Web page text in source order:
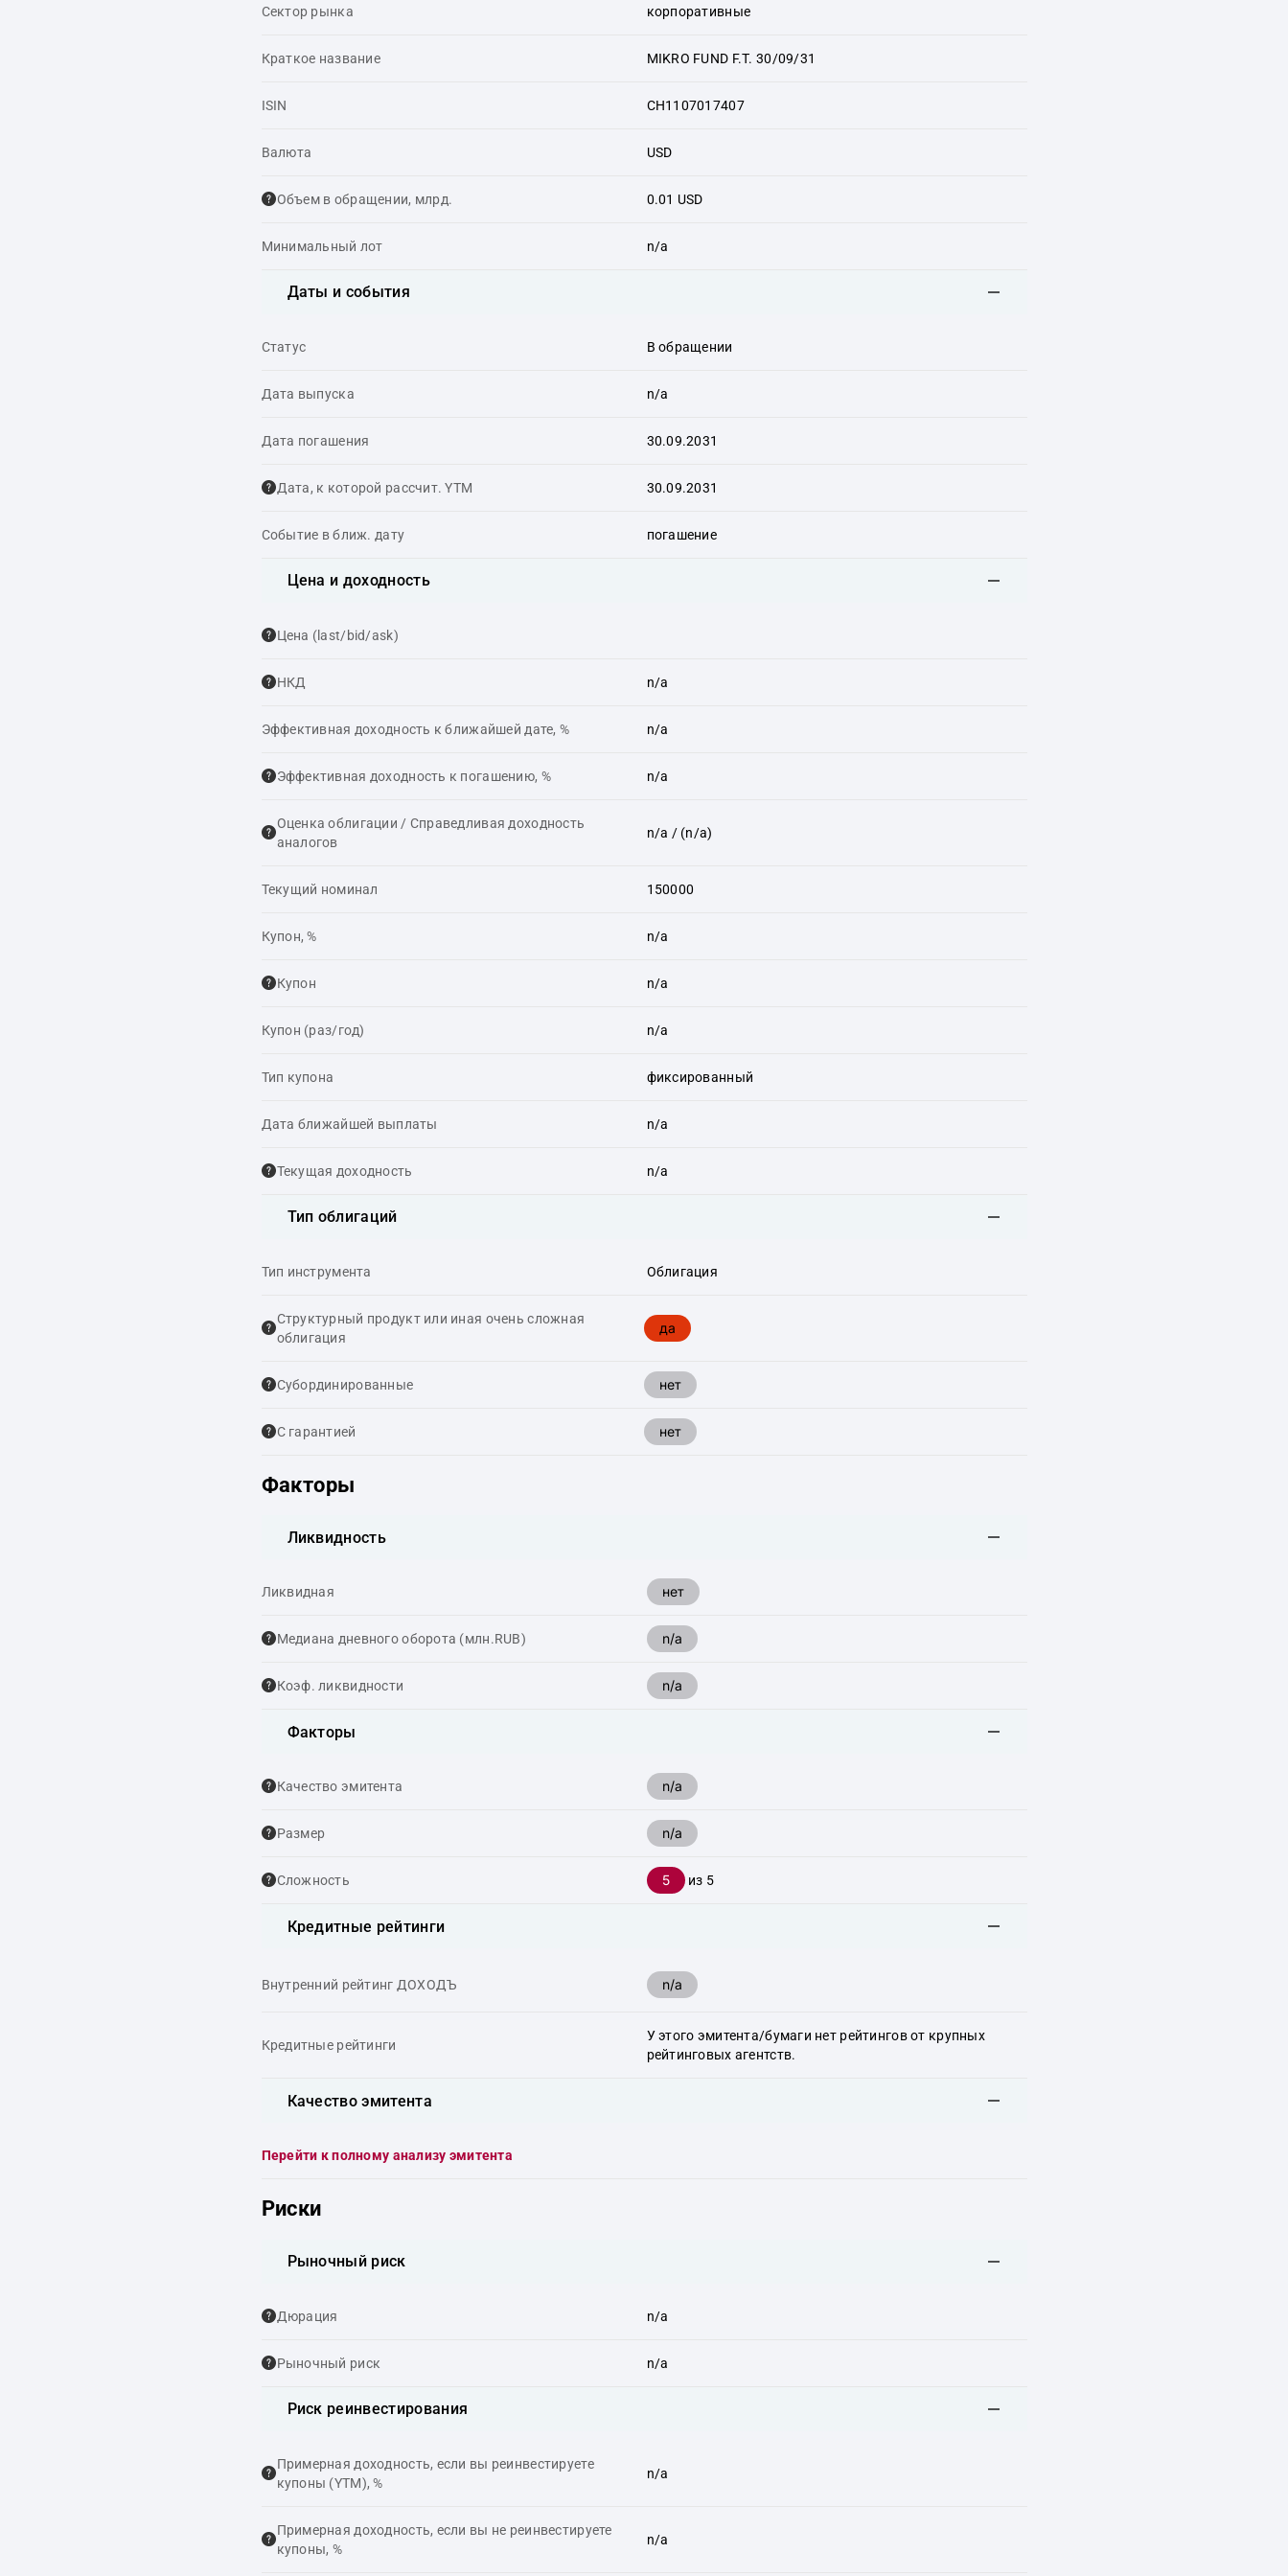
Сектор рынка корпоративные
Краткое название MIKRO FUND F.T. 30/09/31
ISIN CH1107017407
Валюта USD
Объем в обращении, млрд. 0.01 USD
Минимальный лот n/a
Даты и события
Статус В обращении
Дата выпуска n/a
Дата погашения 30.09.2031
Дата, к которой рассчит. YTM 30.09.2031
Событие в ближ. дату погашение
Цена и доходность
Цена (last/bid/ask)
НКД n/a
Эффективная доходность к ближайшей дате, % n/a
Эффективная доходность к погашению, % n/a
Оценка облигации / Справедливая доходность
аналогов
n/a / (n/a)
Текущий номинал 150000
Купон, % n/a
Купон n/a
Купон (раз/год) n/a
Тип купона фиксированный
Дата ближайшей выплаты n/a
Текущая доходность n/a
Тип облигаций
Тип инструмента Облигация
Структурный продукт или иная очень сложная
облигация
да
Cубординированные нет
С гарантией нет
Факторы
Ликвидность
Ликвидная нет
Медиана дневного оборота (млн.RUB) n/a
Коэф. ликвидности n/a
Факторы
Качество эмитента n/a
Размер n/a
Сложность 5 из 5
Кредитные рейтинги
Внутренний рейтинг ДОХОДЪ n/a
Кредитные рейтинги
У этого эмитента/бумаги нет рейтингов от крупных
рейтинговых агентств.
Качество эмитента
Перейти к полному анализу эмитента
Риски
Рыночный риск
Дюрация n/a
Рыночный риск n/a
Риск реинвестирования
Примерная доходность, если вы реинвестируете
купоны (YTM), %
n/a
Примерная доходность, если вы не реинвестируете
купоны, %
n/a